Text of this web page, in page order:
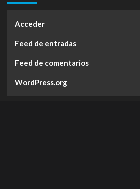
Acceder
Feed de entradas
Feed de comentarios
WordPress.org